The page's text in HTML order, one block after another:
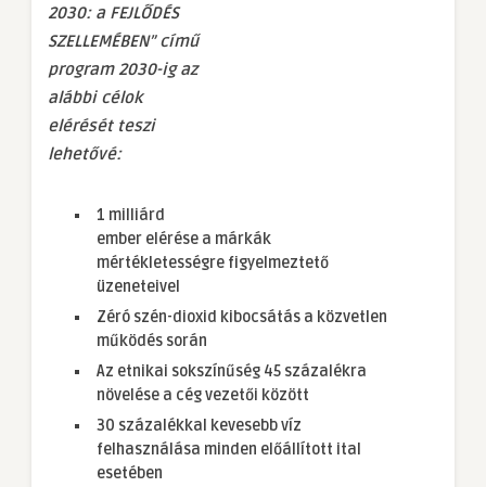
2030: a FEJLŐDÉS
SZELLEMÉBEN” című
program 2030-ig az
alábbi célok
elérését teszi
lehetővé:
1 milliárd
ember elérése a márkák
mértékletességre figyelmeztető
üzeneteivel
Zéró szén-dioxid kibocsátás a közvetlen
működés során
Az etnikai sokszínűség 45 százalékra
növelése a cég vezetői között
30 százalékkal kevesebb víz
felhasználása minden előállított ital
esetében